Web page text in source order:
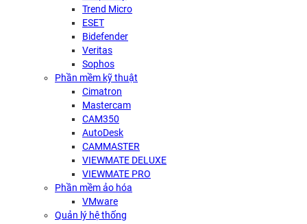
Trend Micro
ESET
Bidefender
Veritas
Sophos
Phần mềm kỹ thuật
Cimatron
Mastercam
CAM350
AutoDesk
CAMMASTER
VIEWMATE DELUXE
VIEWMATE PRO
Phần mềm ảo hóa
VMware
Quản lý hệ thống